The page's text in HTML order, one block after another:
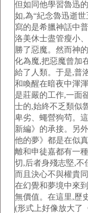
但如同他學習魯迅
如,為“紀念魯迅逝
寫的是希臘神話中
洛美休士盡管瘦小
勝了惡魔。然而神
化為魔,把惡魔曾加
給了人類。于是,普
和喚醒在暗夜中渾
是莊嚴的工作,一面
士的,始終不乏類似
卑劣、蠅營狗茍。
新編》的承接。另
他的夢》都是在似
離和申徒嘉都有一
切,后者身殘志堅,不
而且決心不與權貴
在幻覺和夢境中來
無價值。在這里,歷
(形式上好像放大了